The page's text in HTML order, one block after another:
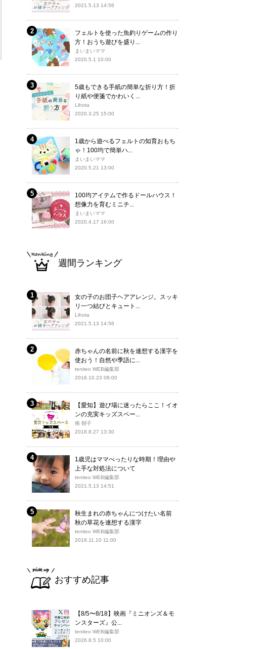
2021.5.13 14:56
フェルトを使った魚釣りゲームの作り
方！おうち遊びを盛り...
まいまいママ
2020.5.1 10:00
5歳もできる手紙の簡単な折り方！折
り紙や便箋でかわいく...
Lihota
2020.3.25 15:00
1歳から遊べるフェルトの知育おもち
ゃ！100均で簡単ハ...
まいまいママ
2020.5.21 13:00
100均アイテムで作るドールハウス！
想像力を育むミニチ...
まいまいママ
2020.4.17 16:00
週間ランキング
女の子のお団子ヘアアレンジ。スッキ
リ一つ結びとキュート...
Lihota
2021.5.13 14:56
赤ちゃんの名前に秋を連想する漢字を
使おう！自然や季語に...
teniteo WEB編集部
2018.10.23 08:00
【愛知】遊び場に迷ったらここ！イオ
ンの充実キッズスペー...
南 朝子
2018.8.27 13:30
1歳児はママべったりな時期！理由や
上手な対処法について
teniteo WEB編集部
2021.5.13 14:51
秋生まれの赤ちゃんにつけたい名前
秋の草花を連想する漢字
teniteo WEB編集部
2018.11.10 11:00
おすすめ記事
【8/5〜8/18】映画『ミニオンズ＆モ
ンスターズ』公...
teniteo WEB編集部
2026.8.5 10:00